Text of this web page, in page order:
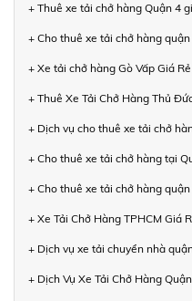
+ Thuê xe tải chở hàng Quận 4
+ Cho thuê xe tải chở hàng
+ Xe tải chở hàng Gò Vấp Giá
+ Thuê Xe Tải Chở Hàng Thủ
+ Dịch vụ cho thuê xe tải chở
+ Cho thuê xe tải chở hàng tại
+ Cho thuê xe tải chở hàng
+ Xe Tải Chở Hàng TPHCM Giá
+ Dịch vụ xe tải chuyển nhà
+ Dịch Vụ Xe Tải Chở Hàng